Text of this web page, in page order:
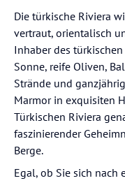
Die türkische Riviera
vertraut, orientalisch
Inhaber des
Sonne, reife Oliven,
Strände und
Marmor in exquisiten
Türkischen Riviera
faszinierender
Berge.
Egal, ob Sie sich